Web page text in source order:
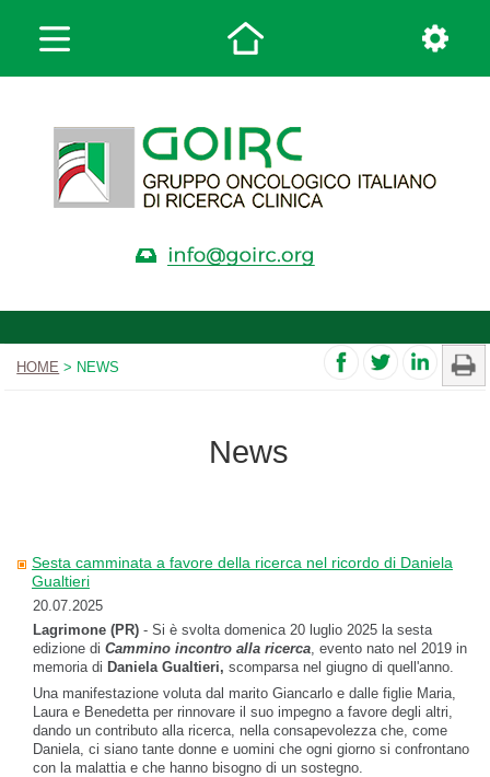
HOME > NEWS
News
Sesta camminata a favore della ricerca nel ricordo di Daniela
Gualtieri
20.07.2025
Lagrimone (PR) - Si è svolta domenica 20 luglio 2025 la sesta
edizione di Cammino incontro alla ricerca, evento nato nel 2019 in
memoria di Daniela Gualtieri, scomparsa nel giugno di quell'anno.
Una manifestazione voluta dal marito Giancarlo e dalle figlie Maria,
Laura e Benedetta per rinnovare il suo impegno a favore degli altri,
dando un contributo alla ricerca, nella consapevolezza che, come
Daniela, ci siano tante donne e uomini che ogni giorno si confrontano
con la malattia e che hanno bisogno di un sostegno.